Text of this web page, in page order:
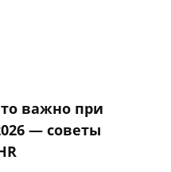
важно при
— советы